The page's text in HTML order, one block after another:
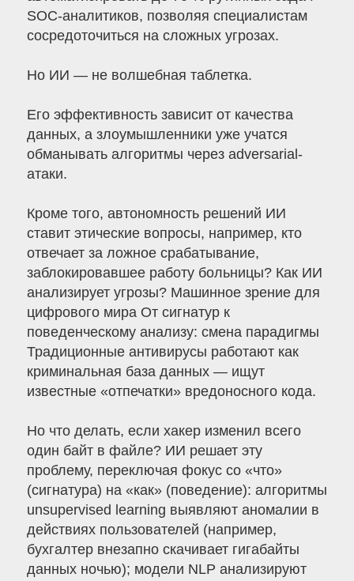
SOC-аналитиков, позволяя специалистам
сосредоточиться на сложных угрозах.
Но ИИ — не волшебная таблетка.
Его эффективность зависит от качества
данных, а злоумышленники уже учатся
обманывать алгоритмы через adversarial-
атаки.
Кроме того, автономность решений ИИ
ставит этические вопросы, например, кто
отвечает за ложное срабатывание,
заблокировавшее работу больницы? Как ИИ
анализирует угрозы? Машинное зрение для
цифрового мира От сигнатур к
поведенческому анализу: смена парадигмы
Традиционные антивирусы работают как
криминальная база данных — ищут
известные «отпечатки» вредоносного кода.
Но что делать, если хакер изменил всего
один байт в файле? ИИ решает эту
проблему, переключая фокус со «что»
(сигнатура) на «как» (поведение): алгоритмы
unsupervised learning выявляют аномалии в
действиях пользователей (например,
бухгалтер внезапно скачивает гигабайты
данных ночью); модели NLP анализируют